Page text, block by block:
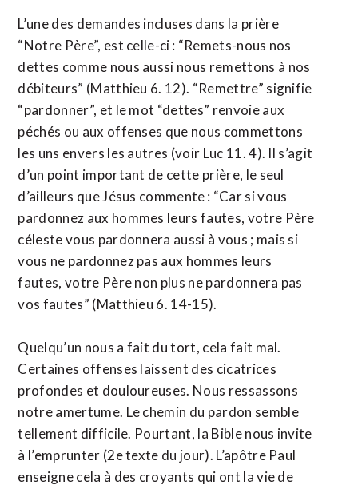
L’une des demandes incluses dans la prière
“Notre Père”, est celle-ci : “Remets-nous nos
dettes comme nous aussi nous remettons à nos
débiteurs” (Matthieu 6. 12). “Remettre” signifie
“pardonner”, et le mot “dettes” renvoie aux
péchés ou aux offenses que nous commettons
les uns envers les autres (voir Luc 11. 4). Il s’agit
d’un point important de cette prière, le seul
d’ailleurs que Jésus commente : “Car si vous
pardonnez aux hommes leurs fautes, votre Père
céleste vous pardonnera aussi à vous ; mais si
vous ne pardonnez pas aux hommes leurs
fautes, votre Père non plus ne pardonnera pas
vos fautes” (Matthieu 6. 14-15).
Quelqu’un nous a fait du tort, cela fait mal.
Certaines offenses laissent des cicatrices
profondes et douloureuses. Nous ressassons
notre amertume. Le chemin du pardon semble
tellement difficile. Pourtant, la Bible nous invite
à l’emprunter (2e texte du jour). L’apôtre Paul
enseigne cela à des croyants qui ont la vie de